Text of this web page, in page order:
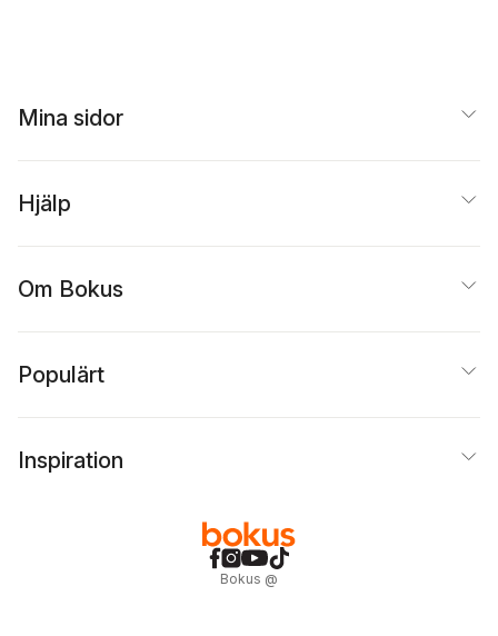
Mina sidor
Hjälp
Om Bokus
Populärt
Inspiration
Bokus @